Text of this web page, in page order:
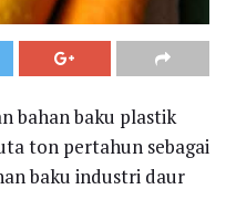
bahan baku plastik
ton pertahun sebagai
baku industri daur